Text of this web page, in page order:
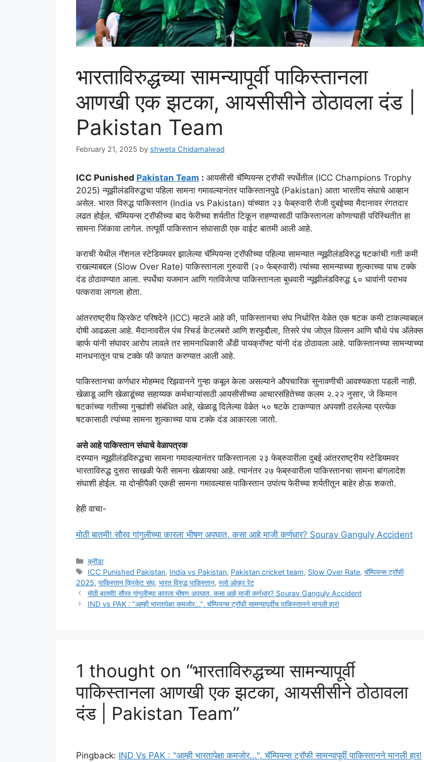
भारताविरुद्धच्या सामन्यापूर्वी पाकिस्तानला
आणखी एक झटका, आयसीसीने ठोठावला दंड |
Pakistan Team
February 21, 2025 by shweta Chidamalwad
ICC Punished Pakistan Team : आयसीसी चॅम्पियन्स ट्रॉफी स्पर्धेतील (ICC Champions Trophy
2025) न्यूझीलंडविरुद्धचा पहिला सामना गमावल्यानंतर पाकिस्तानपुढे (Pakistan) आता भारतीय संघाचे आव्हान
असेल. भारत विरुद्ध पाकिस्तान (India vs Pakistan) यांच्यात २३ फेब्रुवारी रोजी दुबईच्या मैदानावर रंगतदार
लढत होईल. चॅम्पियन्स ट्रॉफीच्या बाद फेरीच्या शर्यतीत टिकून राहण्यासाठी पाकिस्तानला कोणत्याही परिस्थितीत हा
सामना जिंकावा लागेल. तत्पूर्वी पाकिस्तान संघासाठी एक वाईट बातमी आली आहे.
कराची येथील नॅशनल स्टेडियमवर झालेल्या चॅम्पियन्स ट्रॉफीच्या पहिल्या सामन्यात न्यूझीलंडविरुद्ध षटकांची गती कमी
राखल्याबद्दल (Slow Over Rate) पाकिस्तानला गुरुवारी (२० फेब्रुवारी) त्यांच्या सामन्याच्या शुल्काच्या पाच टक्के
दंड ठोठावण्यात आला. स्पर्धेचा यजमान आणि गतविजेत्या पाकिस्तानला बुधवारी न्यूझीलंडविरुद्ध ६० धावांनी पराभव
पत्करावा लागला होता.
आंतरराष्ट्रीय क्रिकेट परिषदेने (ICC) म्हटले आहे की, पाकिस्तानचा संघ निर्धारित वेळेत एक षटक कमी टाकल्याबद्दल
दोषी आढळला आहे. मैदानावरील पंच रिचर्ड केटलबरो आणि शरफुद्दौला, तिसरे पंच जोएल विल्सन आणि चौथे पंच अ‍ॅलेक्स
व्हार्फ यांनी संघावर आरोप लावले तर सामनाधिकारी अँडी पायक्रॉफ्ट यांनी दंड ठोठावला आहे. पाकिस्तानच्या सामन्याच्या
मानधनातून पाच टक्के फी कपात करण्यात आली आहे.
पाकिस्तानचा कर्णधार मोहम्मद रिझवानने गुन्हा कबूल केला असल्याने औपचारिक सुनावणीची आवश्यकता पडली नाही.
खेळाडू आणि खेळाडूंच्या सहाय्यक कर्मचाऱ्यांसाठी आयसीसीच्या आचारसंहितेच्या कलम २.२२ नुसार, जे किमान
षटकांच्या गतीच्या गुन्ह्यांशी संबंधित आहे, खेळाडू दिलेल्या वेळेत ५० षटके टाकण्यात अपयशी ठरलेल्या प्रत्येक
षटकासाठी त्यांच्या सामना शुल्काच्या पाच टक्के दंड आकारला जातो.
असे आहे पाकिस्तान संघाचे वेळापत्रक
दरम्यान न्यूझीलंडविरुद्धचा सामना गमावल्यानंतर पाकिस्तानला २३ फेब्रुवारीला दुबई आंतरराष्ट्रीय स्टेडियमवर
भारताविरुद्ध दुसरा साखळी फेरी सामना खेळायचा आहे. त्यानंतर २७ फेब्रुवारीला पाकिस्तानचा सामना बांगलादेश
संघाशी होईल. या दोन्हीपैकी एकही सामना गमावल्यास पाकिस्तान उपांत्य फेरीच्या शर्यतीतून बाहेर होऊ शकतो.
हेही वाचा-
मोठी बातमी! सौरव गांगुलीच्या कारला भीषण अपघात, कसा आहे माजी कर्णधार? Sourav Ganguly Accident
Categories
क्रीडा
Tags
ICC Punished Pakistan, India vs Pakistan, Pakistan cricket team, Slow Over Rate, चॅम्पियन्स ट्रॉफी
2025, पाकिस्तान क्रिकेट संघ, भारत विरुद्ध पाकिस्तान, स्लो ओव्हर रेट
मोठी बातमी! सौरव गांगुलीच्या कारला भीषण अपघात, कसा आहे माजी कर्णधार? Sourav Ganguly Accident
IND vs PAK : “आम्ही भारतापेक्षा कमजोर…”, चॅम्पियन्स ट्रॉफी सामन्यापूर्वीच पाकिस्तानने मानली हार!
1 thought on “भारताविरुद्धच्या सामन्यापूर्वी
पाकिस्तानला आणखी एक झटका, आयसीसीने ठोठावला
दंड | Pakistan Team”
Pingback: IND Vs PAK : "आम्ही भारतापेक्षा कमजोर...", चॅम्पियन्स ट्रॉफी सामन्यापूर्वी पाकिस्तानने मानली हार!